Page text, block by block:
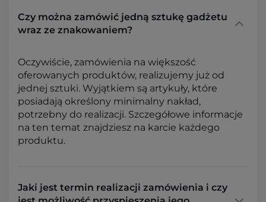
Czy można zamówić jedną sztukę gadżetu
wraz ze znakowaniem?
Oczywiście, zamówienia na większość
oferowanych produktów, realizujemy już od
jednej sztuki. Wyjątkiem są artykuły, które
posiadają określony minimalny nakład,
potrzebny do realizacji. Szczegółowe informacje
na ten temat znajdziesz na karcie każdego
produktu.
Jaki jest termin realizacji zamówienia i czy